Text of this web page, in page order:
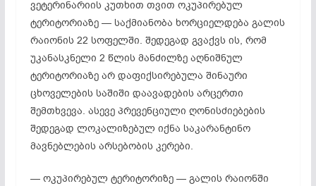
ვეტერინარიის კუთხით თვით ოკუპირებულ
ტერიტორიაზე — საქმიანობა ხორციელდება გალის
რაიონის 22 სოფელში. შედეგად გვაქვს ის, რომ
უკანასკნელი 2 წლის მანძილზე აღნიშნულ
ტერიტორიაზე არ დაფიქსირებულა შინაური
ცხოველების საშიში დაავადების არცერთი
შემთხვევა. ასევე პრევენციული ღონისძიებების
შედეგად ლოკალიზებულ იქნა საკარანტინო
მავნებლების არსებობის კერები.
— ოკუპირებულ ტერიტორიზე — გალის რაიონში